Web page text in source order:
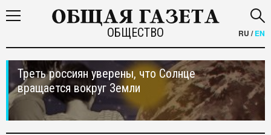
ОБЩЕСТВО RU /EN
Треть россиян уверены, что Солнце
вращается вокруг Земли